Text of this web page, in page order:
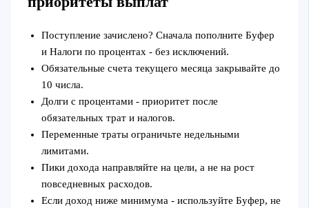
Поступление зачислено? Сначала пополните Буфер
и Налоги по процентах - без исключений.
Обязательные счета текущего месяца закрывайте до
10 числа.
Долги с процентами - приоритет после
обязательных трат и налогов.
Переменные траты ограничьте недельными
лимитами.
Пики дохода направляйте на цели, а не на рост
повседневных расходов.
Если доход ниже минимума - используйте Буфер, не